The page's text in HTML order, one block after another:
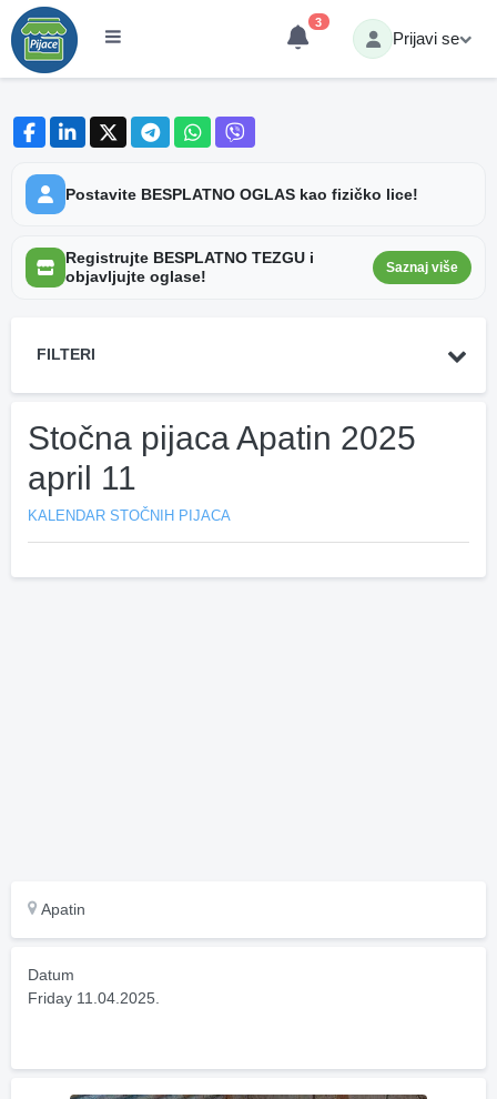
3
Prijavi se
Postavite BESPLATNO OGLAS kao fizičko lice!
Registrujte BESPLATNO TEZGU i
objavljujte oglase!
Saznaj više
FILTERI
Stočna pijaca Apatin 2025
april 11
KALENDAR STOČNIH PIJACA
Apatin
Datum
Friday 11.04.2025.